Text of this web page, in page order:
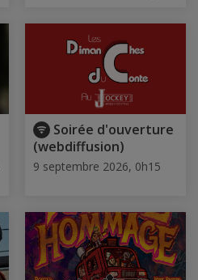
Soirée d'ouverture
(webdiffusion)
9 septembre 2026, 0h15